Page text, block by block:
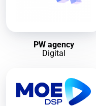
PW agency
Digital